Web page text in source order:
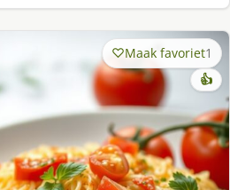
Maak favoriet1
👍